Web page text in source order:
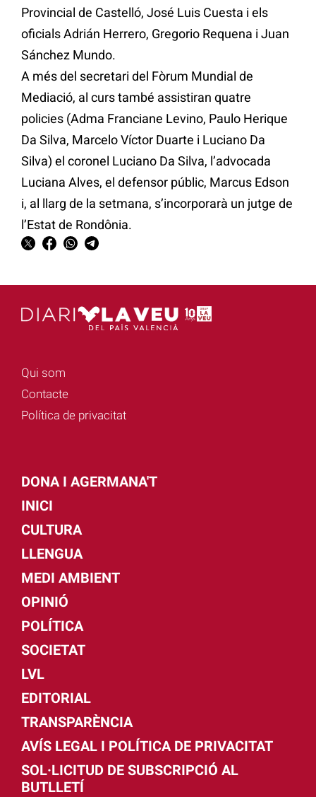
Provincial de Castelló, José Luis Cuesta i els
oficials Adrián Herrero, Gregorio Requena i Juan
Sánchez Mundo.
A més del secretari del Fòrum Mundial de
Mediació, al curs també assistiran quatre
policies (Adma Franciane Levino, Paulo Herique
Da Silva, Marcelo Víctor Duarte i Luciano Da
Silva) el coronel Luciano Da Silva, l’advocada
Luciana Alves, el defensor públic, Marcus Edson
i, al llarg de la setmana, s’incorporarà un jutge de
l’Estat de Rondônia.
Qui som
Contacte
Política de privacitat
DONA I AGERMANA'T
INICI
CULTURA
LLENGUA
MEDI AMBIENT
OPINIÓ
POLÍTICA
SOCIETAT
LVL
EDITORIAL
TRANSPARÈNCIA
AVÍS LEGAL I POLÍTICA DE PRIVACITAT
SOL·LICITUD DE SUBSCRIPCIÓ AL
BUTLLETÍ